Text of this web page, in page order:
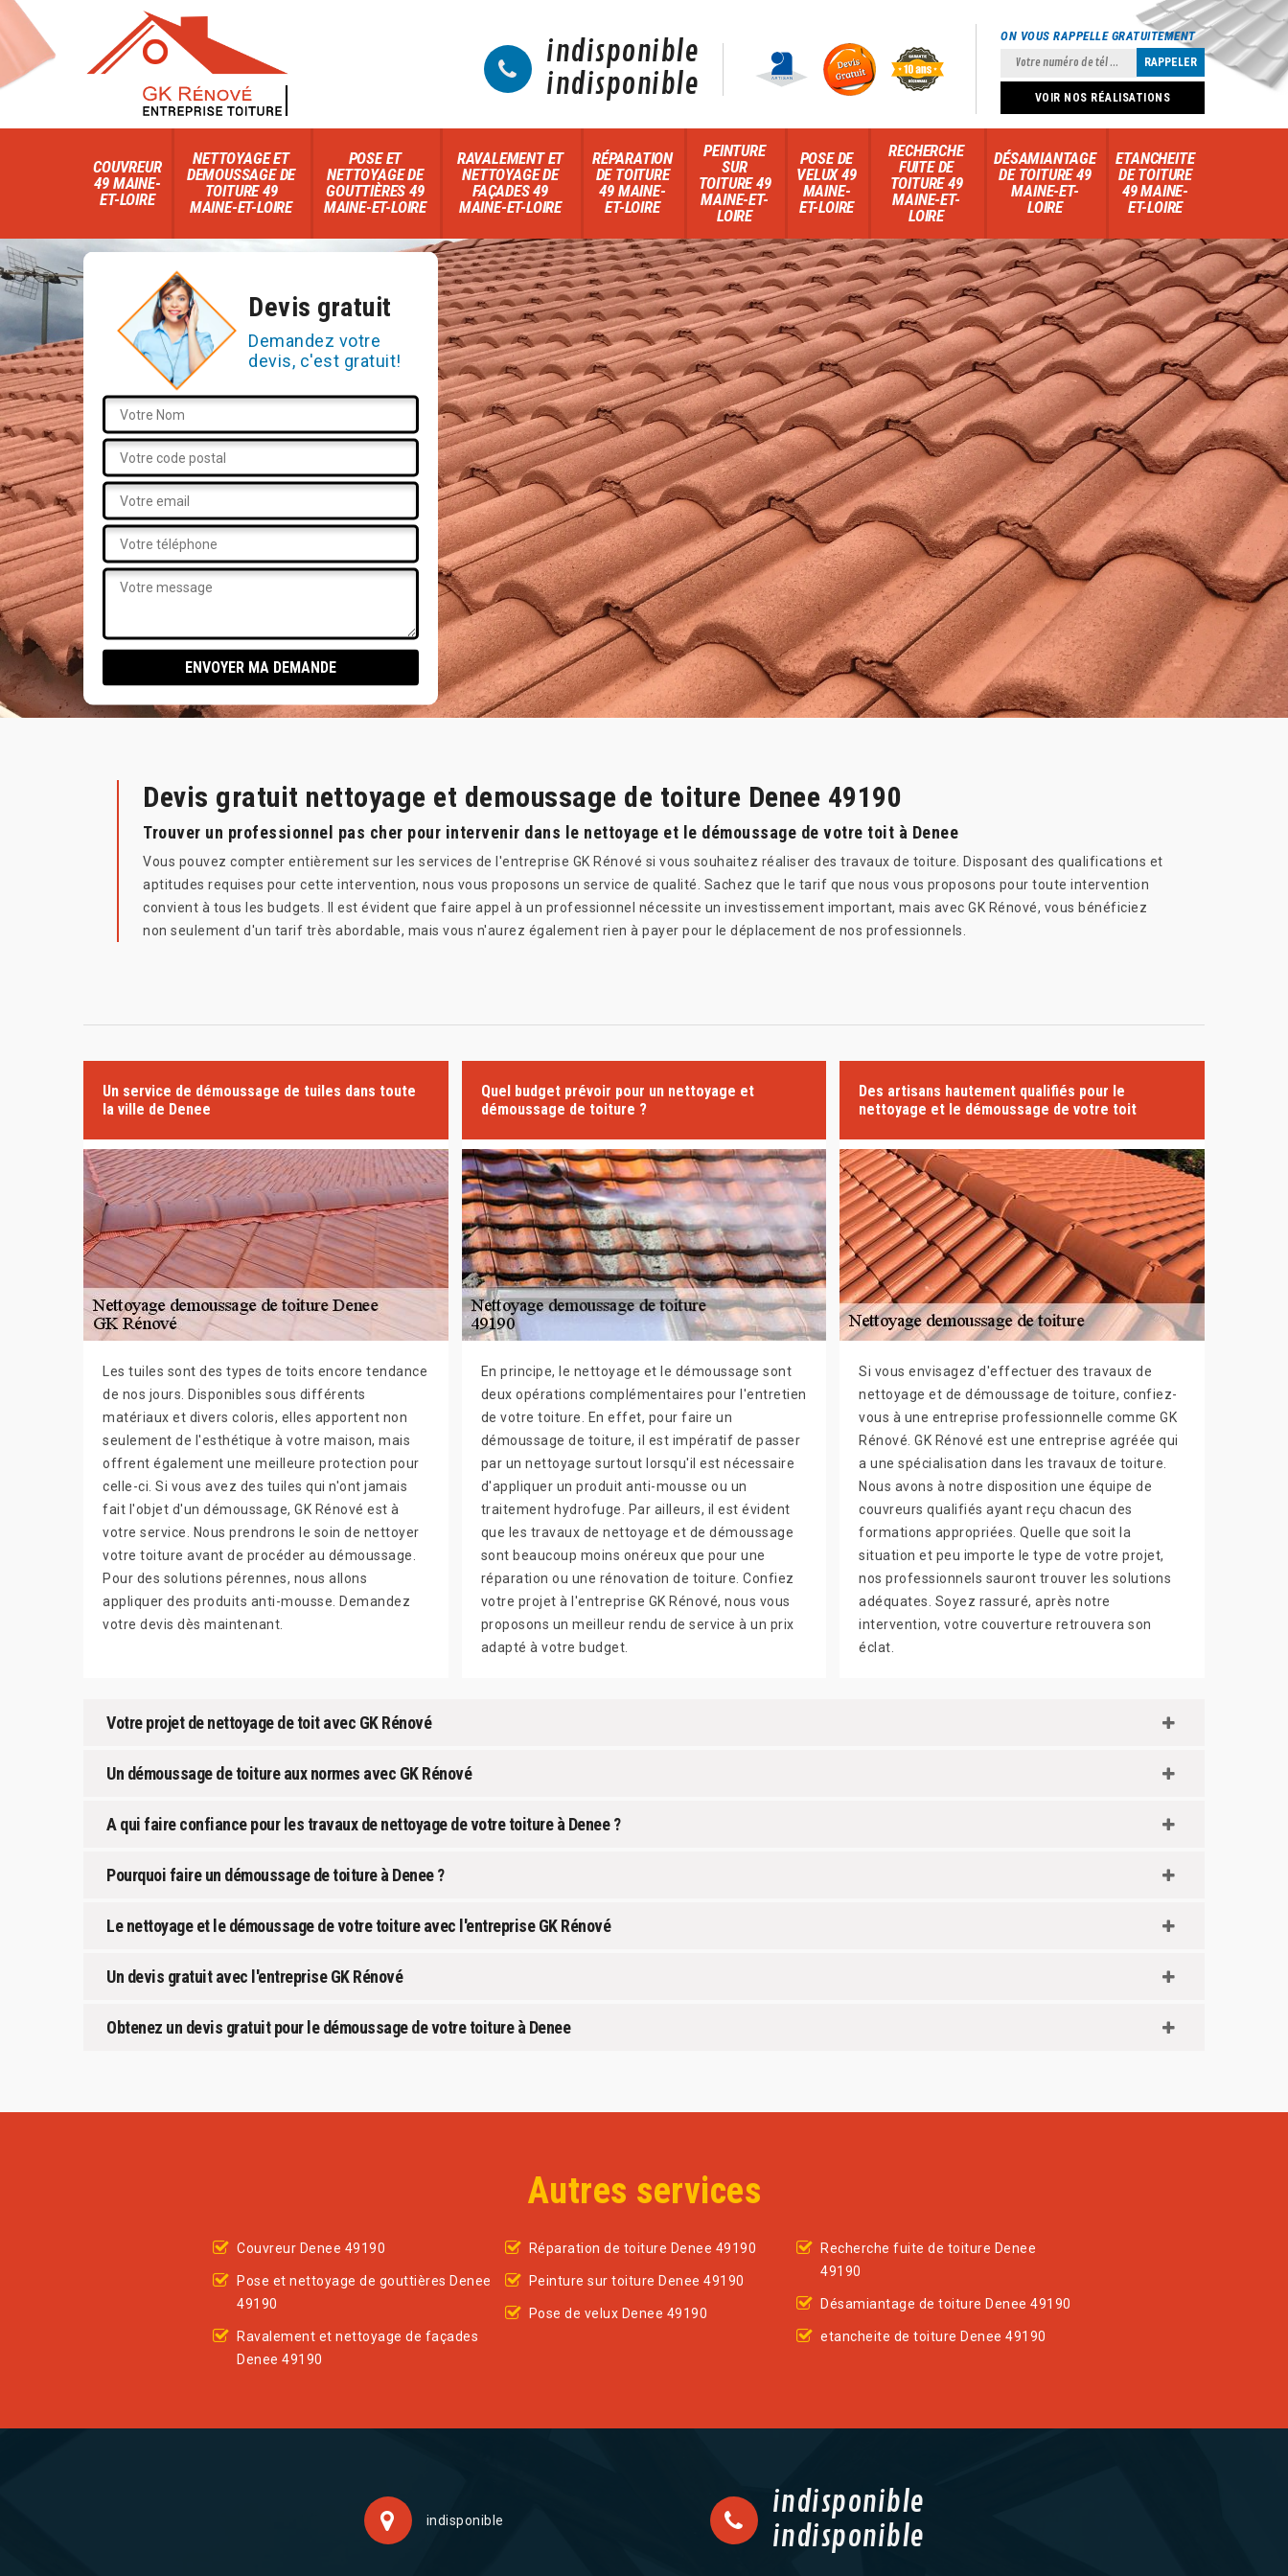
indisponible
indisponible
ON VOUS RAPPELLE GRATUITEMENT
VOIR NOS RÉALISATIONS
COUVREUR
49 MAINE-
ET-LOIRE
NETTOYAGE ET
DEMOUSSAGE DE
TOITURE 49
MAINE-ET-LOIRE
POSE ET
NETTOYAGE DE
GOUTTIÈRES 49
MAINE-ET-LOIRE
RAVALEMENT ET
NETTOYAGE DE
FAÇADES 49
MAINE-ET-LOIRE
RÉPARATION
DE TOITURE
49 MAINE-
ET-LOIRE
PEINTURE
SUR
TOITURE 49
MAINE-ET-
LOIRE
POSE DE
VELUX 49
MAINE-
ET-LOIRE
RECHERCHE
FUITE DE
TOITURE 49
MAINE-ET-
LOIRE
DÉSAMIANTAGE
DE TOITURE 49
MAINE-ET-
LOIRE
ETANCHEITE
DE TOITURE
49 MAINE-
ET-LOIRE
Devis gratuit
Demandez votre
devis, c'est gratuit!
Devis gratuit nettoyage et demoussage de toiture Denee 49190
Trouver un professionnel pas cher pour intervenir dans le nettoyage et le démoussage de votre toit à Denee
Vous pouvez compter entièrement sur les services de l'entreprise GK Rénové si vous souhaitez réaliser des travaux de toiture. Disposant des qualifications et
aptitudes requises pour cette intervention, nous vous proposons un service de qualité. Sachez que le tarif que nous vous proposons pour toute intervention
convient à tous les budgets. Il est évident que faire appel à un professionnel nécessite un investissement important, mais avec GK Rénové, vous bénéficiez
non seulement d'un tarif très abordable, mais vous n'aurez également rien à payer pour le déplacement de nos professionnels.
Un service de démoussage de tuiles dans toute
la ville de Denee
Les tuiles sont des types de toits encore tendance
de nos jours. Disponibles sous différents
matériaux et divers coloris, elles apportent non
seulement de l'esthétique à votre maison, mais
offrent également une meilleure protection pour
celle-ci. Si vous avez des tuiles qui n'ont jamais
fait l'objet d'un démoussage, GK Rénové est à
votre service. Nous prendrons le soin de nettoyer
votre toiture avant de procéder au démoussage.
Pour des solutions pérennes, nous allons
appliquer des produits anti-mousse. Demandez
votre devis dès maintenant.
Quel budget prévoir pour un nettoyage et
démoussage de toiture ?
En principe, le nettoyage et le démoussage sont
deux opérations complémentaires pour l'entretien
de votre toiture. En effet, pour faire un
démoussage de toiture, il est impératif de passer
par un nettoyage surtout lorsqu'il est nécessaire
d'appliquer un produit anti-mousse ou un
traitement hydrofuge. Par ailleurs, il est évident
que les travaux de nettoyage et de démoussage
sont beaucoup moins onéreux que pour une
réparation ou une rénovation de toiture. Confiez
votre projet à l'entreprise GK Rénové, nous vous
proposons un meilleur rendu de service à un prix
adapté à votre budget.
Des artisans hautement qualifiés pour le
nettoyage et le démoussage de votre toit
Si vous envisagez d'effectuer des travaux de
nettoyage et de démoussage de toiture, confiez-
vous à une entreprise professionnelle comme GK
Rénové. GK Rénové est une entreprise agréée qui
a une spécialisation dans les travaux de toiture.
Nous avons à notre disposition une équipe de
couvreurs qualifiés ayant reçu chacun des
formations appropriées. Quelle que soit la
situation et peu importe le type de votre projet,
nos professionnels sauront trouver les solutions
adéquates. Soyez rassuré, après notre
intervention, votre couverture retrouvera son
éclat.
Votre projet de nettoyage de toit avec GK Rénové
Un démoussage de toiture aux normes avec GK Rénové
A qui faire confiance pour les travaux de nettoyage de votre toiture à Denee ?
Pourquoi faire un démoussage de toiture à Denee ?
Le nettoyage et le démoussage de votre toiture avec l'entreprise GK Rénové
Un devis gratuit avec l'entreprise GK Rénové
Obtenez un devis gratuit pour le démoussage de votre toiture à Denee
Autres services
Couvreur Denee 49190
Pose et nettoyage de gouttières Denee
49190
Ravalement et nettoyage de façades
Denee 49190
Réparation de toiture Denee 49190
Peinture sur toiture Denee 49190
Pose de velux Denee 49190
Recherche fuite de toiture Denee
49190
Désamiantage de toiture Denee 49190
etancheite de toiture Denee 49190
indisponible
indisponible
indisponible